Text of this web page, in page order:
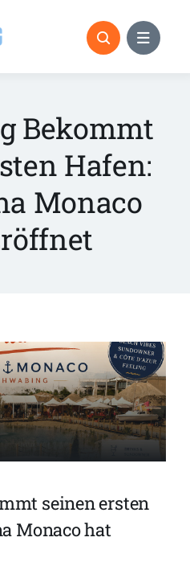
Bekommt
Hafen:
Monaco
seinen ersten
Monaco hat